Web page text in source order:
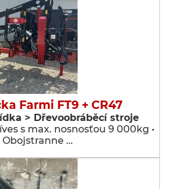
Farmi FT9 + CR47
> Dřevoobráběcí stroje
s max. nosnosťou 9 000kg •
Obojstranne …